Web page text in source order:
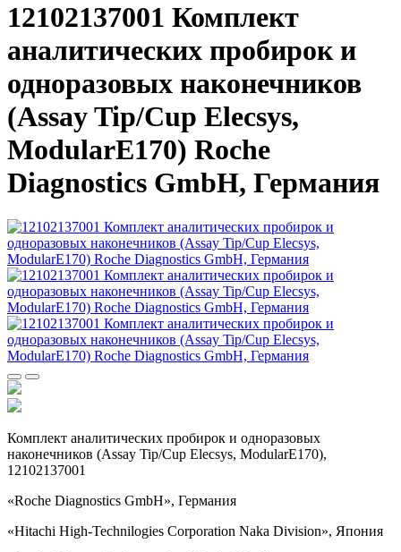
12102137001 Комплект
аналитических пробирок и
одноразовых наконечников
(Assay Tip/Cup Elecsys,
ModularE170) Roche
Diagnostics GmbH, Германия
Комплект аналитических пробирок и одноразовых
наконечников (Assay Tip/Cup Elecsys, ModularE170),
12102137001
«Roche Diagnostics GmbH», Германия
«Hitachi High-Technilogies Corporation Naka Division», Япония